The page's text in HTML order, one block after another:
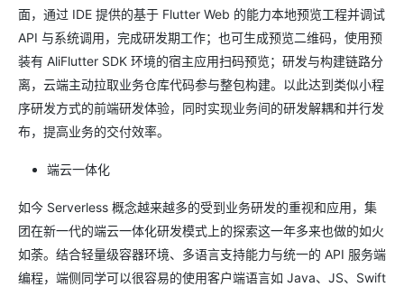
面，通过 IDE 提供的基于 Flutter Web 的能力本地预览工程并调试
API 与系统调用，完成研发期工作；也可生成预览二维码，使用预
装有 AliFlutter SDK 环境的宿主应用扫码预览；研发与构建链路分
离，云端主动拉取业务仓库代码参与整包构建。以此达到类似小程
序研发方式的前端研发体验，同时实现业务间的研发解耦和并行发
布，提高业务的交付效率。
端云一体化
如今 Serverless 概念越来越多的受到业务研发的重视和应用，集
团在新一代的端云一体化研发模式上的探索这一年多来也做的如火
如荼。结合轻量级容器环境、多语言支持能力与统一的 API 服务端
编程，端侧同学可以很容易的使用客户端语言如 Java、JS、Swift